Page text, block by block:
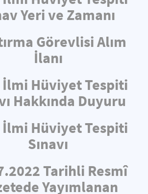
Yeri ve Zamanı
Görevlisi Alım
İlanı
İlmi Hüviyet Tespiti
Hakkında Duyuru
İlmi Hüviyet Tespiti
Sınavı
Tarihli Resmî
Yayımlanan